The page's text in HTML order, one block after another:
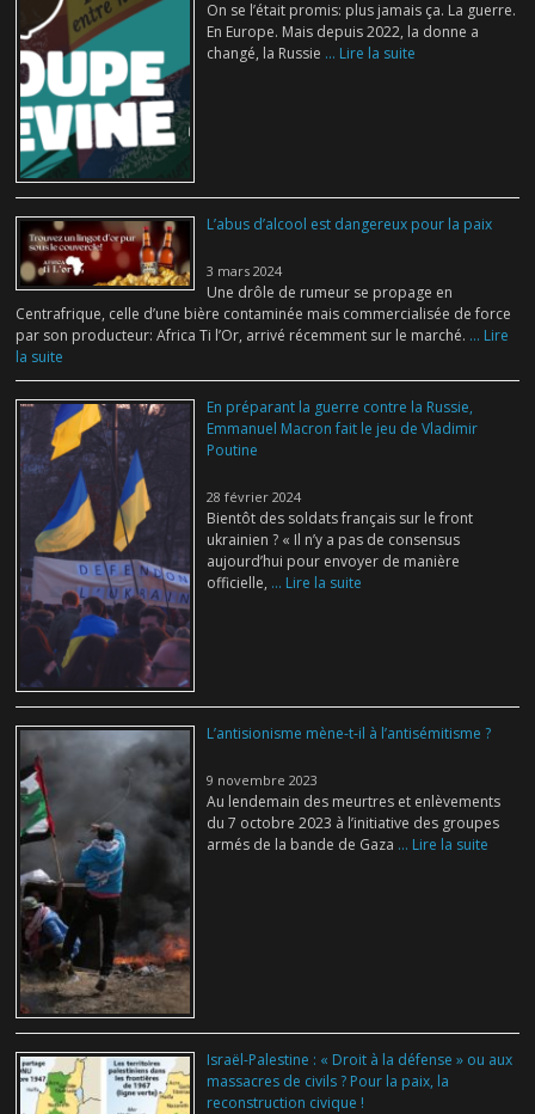
On se l’était promis: plus jamais ça. La guerre.
En Europe. Mais depuis 2022, la donne a
changé, la Russie ... Lire la suite
L’abus d’alcool est dangereux pour la paix
3 mars 2024
Une drôle de rumeur se propage en
Centrafrique, celle d’une bière contaminée mais commercialisée de force
par son producteur: Africa Ti l’Or, arrivé récemment sur le marché. ... Lire
la suite
En préparant la guerre contre la Russie,
Emmanuel Macron fait le jeu de Vladimir
Poutine
28 février 2024
Bientôt des soldats français sur le front
ukrainien ? « Il n’y a pas de consensus
aujourd’hui pour envoyer de manière
officielle, ... Lire la suite
L’antisionisme mène-t-il à l’antisémitisme ?
9 novembre 2023
Au lendemain des meurtres et enlèvements
du 7 octobre 2023 à l’initiative des groupes
armés de la bande de Gaza ... Lire la suite
Israël-Palestine : « Droit à la défense » ou aux
massacres de civils ? Pour la paix, la
reconstruction civique !